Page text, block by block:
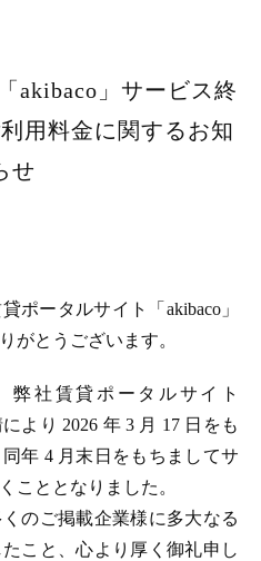
akibaco」サービス終
用料金に関するお知
せ
ポータルサイト「akibaco」
がとうございます。
弊社賃貸ポータルサイト
より 2026 年 3 月 17 日をも
年 4 月末日をもちましてサ
こととなりました。
のご掲載企業様に多大なる
こと、心より厚く御礼申し